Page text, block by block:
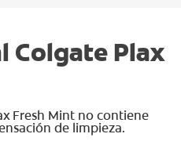
Colgate Plax
Fresh Mint no contiene
de limpieza.